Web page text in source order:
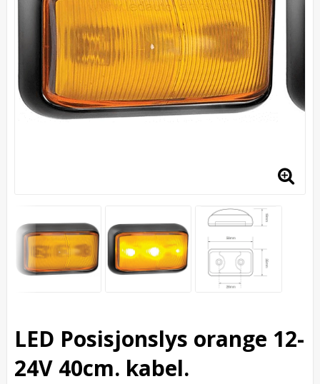
LED Posisjonslys orange 12-
24V 40cm. kabel.